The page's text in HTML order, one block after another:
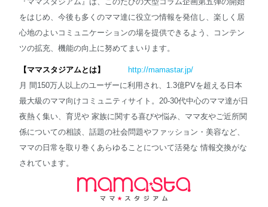
をはじめ、今後も多くのママ達に役立つ情報を発信し、楽しく居
心地のよいコミュニケーションの場を提供できるよう、コンテン
ツの拡充、機能の向上に努めてまいります。
【ママスタジアムとは】
http://mamastar.jp/
月 間150万人以上のユーザーに利用され、1.3億PVを超える日本
最大級のママ向けコミュニティサイト。20-30代中心のママ達が日
夜熱く集い、育児や 家族に関する喜びや悩み、ママ友やご近所関
係についての相談、話題の社会問題やファッション・美容など、
ママの日常を取り巻くあらゆることについて活発な 情報交換がな
されています。